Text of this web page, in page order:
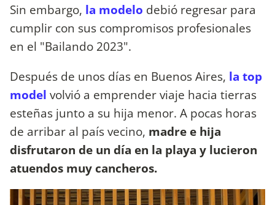
Sin embargo, la modelo debió regresar para
cumplir con sus compromisos profesionales
en el "Bailando 2023".
Después de unos días en Buenos Aires, la top
model volvió a emprender viaje hacia tierras
esteñas junto a su hija menor. A pocas horas
de arribar al país vecino, madre e hija
disfrutaron de un día en la playa y lucieron
atuendos muy cancheros.